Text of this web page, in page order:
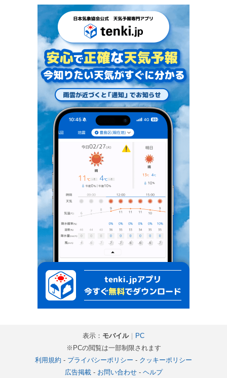
表示： モバイル｜ PC
※PCの閲覧は一部制限されます
利用規約 - プライバシーポリシー - クッキーポリシー
広告掲載- お問い合わせ- ヘルプ